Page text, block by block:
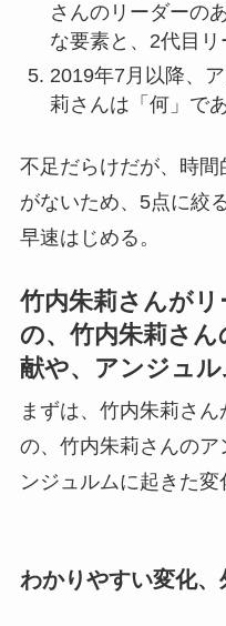
さんのリーダーの
な要素と、2代目リ
2019年7月以降、
莉さんは「何」で
不足だらけだが、時
がないため、5点に絞る
早速はじめる。
竹内朱莉さんが
の、竹内朱莉さ
献や、アンジュ
まずは、竹内朱莉さ
の、竹内朱莉さんの
ンジュルムに起きた変
わかりやすい変化